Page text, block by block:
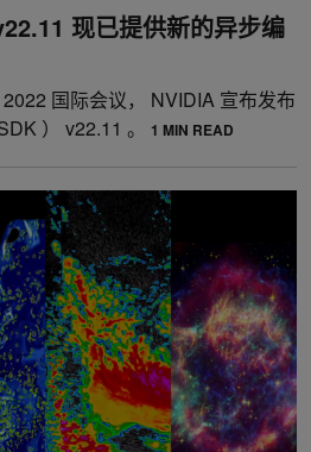
现已提供新的异步编
国际会议， NVIDIA 宣布发布
） v22.11 。
1 MIN READ